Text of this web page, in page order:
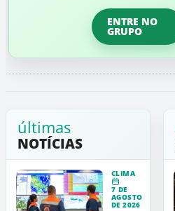
ENTRE NO
GRUPO
últimas
NOTÍCIAS
CLIMA
7 DE
AGOSTO
DE 2026